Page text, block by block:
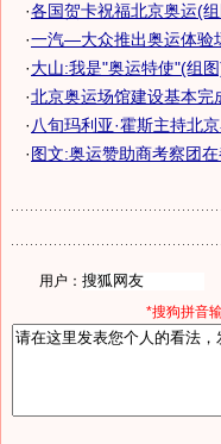
·各国贺卡祝福北京奥运(
·一汽—大众推出奥运体验
·大山:我是"奥运特使"(组
·北京奥运场馆建设基本完
· 八旬玛利亚·霍斯主持北
·图文:奥运赞助商考察团
用户：
*搜狗拼音